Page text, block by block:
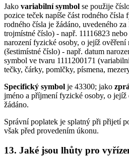
Jako variabilní symbol se použije
pozice teček napíše část rodného
rodného čísla je žádáno, uvedeného
trojmístné číslo) - např. 11116823
narození fyzické osoby, o jejíž ověření
(šestimístné číslo) - např. datum
symbol ve tvaru 1111200171
tečky, čárky, pomlčky, písmena,
Specifický symbol je 43300; jako
jméno a příjmení fyzické osoby, o jejíž
žádáno.
Správní poplatek je splatný při přijetí
však před provedením úkonu.
13. Jaké jsou lhůty pro